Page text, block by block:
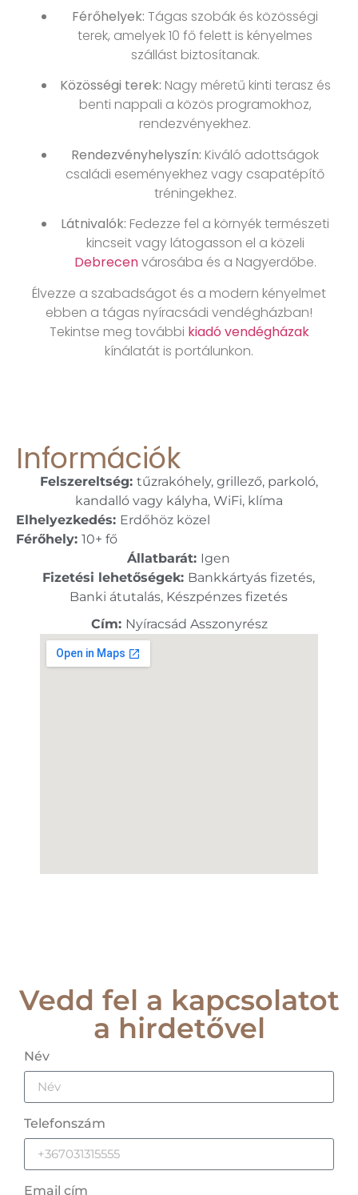
Férőhelyek: Tágas szobák és közösségi
terek, amelyek 10 fő felett is kényelmes
szállást biztosítanak.
Közösségi terek: Nagy méretű kinti terasz és
benti nappali a közös programokhoz,
rendezvényekhez.
Rendezvényhelyszín: Kiváló adottságok
családi eseményekhez vagy csapatépítő
tréningekhez.
Látnivalók: Fedezze fel a környék természeti
kincseit vagy látogasson el a közeli
Debrecenvárosába és a Nagyerdőbe.
Élvezze a szabadságot és a modern kényelmet
ebben a tágas nyíracsádi vendégházban!
Tekintse meg további kiadó vendégházak
kínálatát is portálunkon.
Információk
Felszereltség: tűzrakóhely, grillező, parkoló,
kandalló vagy kályha, WiFi, klíma
Elhelyezkedés: Erdőhöz közel
Férőhely: 10+ fő
Állatbarát: Igen
Fizetési lehetőségek: Bankkártyás fizetés,
Banki átutalás, Készpénzes fizetés
Cím: Nyíracsád Asszonyrész
Vedd fel a kapcsolatot
a hirdetővel
Név
Telefonszám
Email cím